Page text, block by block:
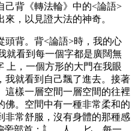
己背《轉法輪》中的<論語>
，以見證大法的神奇。
頭背。背<論語>時，我的心
就看到每一個字都是廣闊無
上，一個方形的大門在我眼
我就看到自己飄了進去。接著
這樣一層空間一層空間的往裡
佛。空間中有一種非常柔和的
非常舒服，沒有身體的那種感